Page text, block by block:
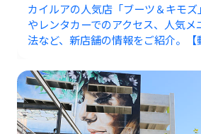
カイルアの人気店「ブーツ＆キモ
やレンタカーでのアクセス、人気
法など、新店舗の情報をご紹介。【